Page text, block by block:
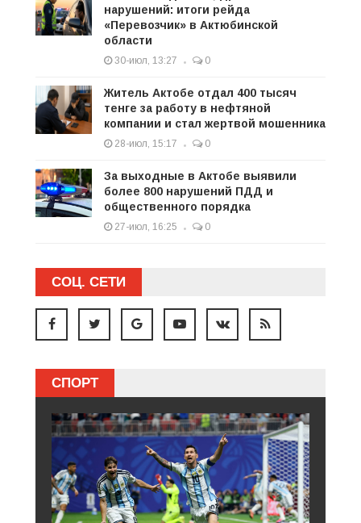
нарушений: итоги рейда
«Перевозчик» в Актюбинской
области
30-июл, 13:27 0
Житель Актобе отдал 400 тысяч
тенге за работу в нефтяной
компании и стал жертвой мошенника
28-июл, 15:17 0
За выходные в Актобе выявили
более 800 нарушений ПДД и
общественного порядка
27-июл, 16:25 0
СОЦ. СЕТИ
СПОРТ